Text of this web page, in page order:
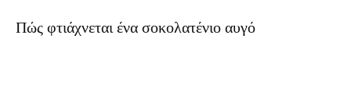
Πώς φτιάχνεται ένα σοκολατένιο αυγό